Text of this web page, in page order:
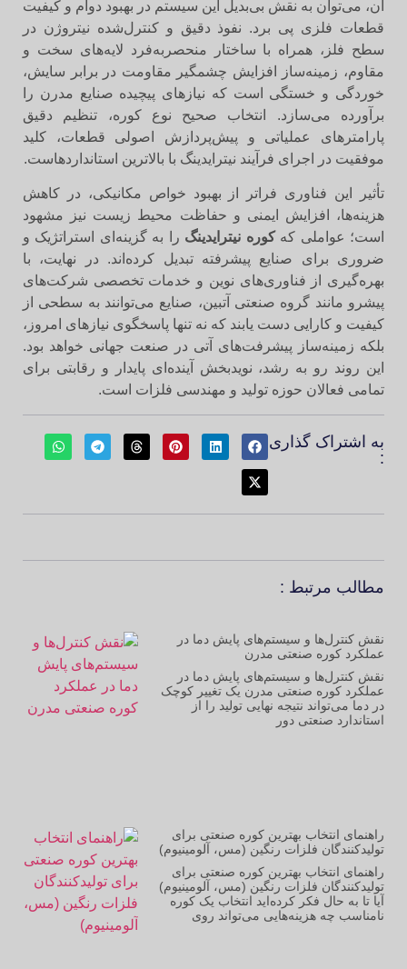
آن، می‌توان به نقش بی‌بدیل این سیستم در بهبود دوام و کیفیت
قطعات فلزی پی برد. نفوذ دقیق و کنترل‌شده نیتروژن در
سطح فلز، همراه با ساختار منحصربه‌فرد لایه‌های سخت و
مقاوم، زمینه‌ساز افزایش چشمگیر مقاومت در برابر سایش،
خوردگی و خستگی است که نیازهای پیچیده صنایع مدرن را
برآورده می‌سازد. انتخاب صحیح نوع کوره، تنظیم دقیق
پارامترهای عملیاتی و پیش‌پردازش اصولی قطعات، کلید
موفقیت در اجرای فرآیند نیترایدینگ با بالاترین استانداردهاست.
تأثیر این فناوری فراتر از بهبود خواص مکانیکی، در کاهش
هزینه‌ها، افزایش ایمنی و حفاظت محیط زیست نیز مشهود
است؛ عواملی کهکوره نیترایدینگرا به گزینه‌ای استراتژیک و
ضروری برای صنایع پیشرفته تبدیل کرده‌اند. در نهایت، با
بهره‌گیری از فناوری‌های نوین و خدمات تخصصی شرکت‌های
پیشرو مانند گروه صنعتی آتبین، صنایع می‌توانند به سطحی از
کیفیت و کارایی دست یابند که نه تنها پاسخگوی نیازهای امروز،
بلکه زمینه‌ساز پیشرفت‌های آتی در صنعت جهانی خواهد بود.
این روند رو به رشد، نویدبخش آینده‌ای پایدار و رقابتی برای
تمامی فعالان حوزه تولید و مهندسی فلزات است.
به اشتراک گذاری
مطالب مرتبط :
نقش کنترل‌ها و سیستم‌های پایش دما در
عملکرد کوره صنعتی مدرن
نقش کنترل‌ها و سیستم‌های پایش دما در
عملکرد کوره صنعتی مدرن یک تغییر کوچک
در دما می‌تواند نتیجه نهایی تولید را از
استاندارد صنعتی دور
راهنمای انتخاب بهترین کوره صنعتی برای
تولیدکنندگان فلزات رنگین (مس، آلومینیوم)
راهنمای انتخاب بهترین کوره صنعتی برای
تولیدکنندگان فلزات رنگین (مس، آلومینیوم)
آیا تا به حال فکر کرده‌اید انتخاب یک کوره
نامناسب چه هزینه‌هایی می‌تواند روی